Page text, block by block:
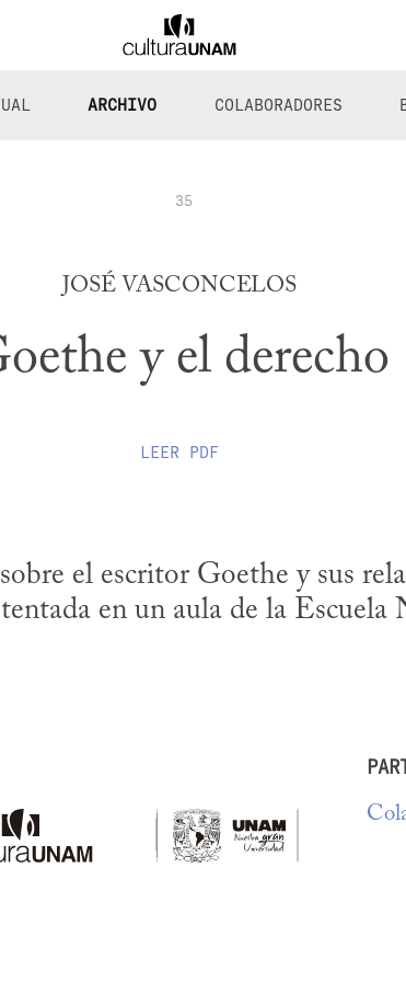
ARCHIVO COLABORADORES
35
JOSÉ VASCONCELOS
y el derecho
LEER PDF
el escritor Goethe y sus
en un aula de la Escuela